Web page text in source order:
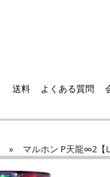
送料 よくある質問
» マルホン P天龍∞2【